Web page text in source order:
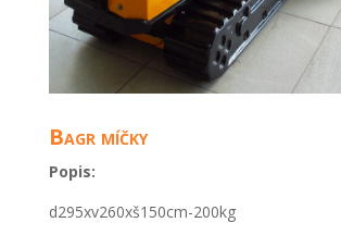
Bagr míčky
Popis:
d295xv260xš150cm-200kg